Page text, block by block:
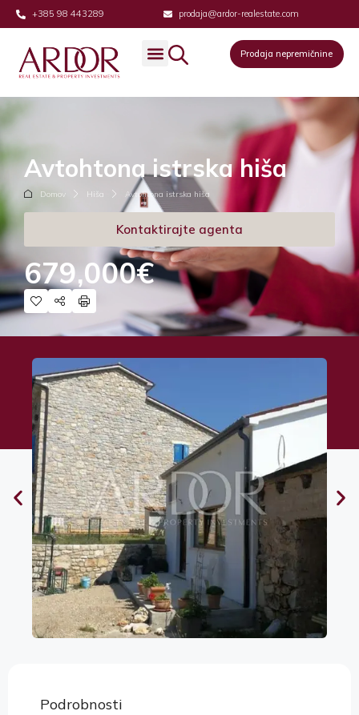
+385 98 443289 prodaja@ardor-realestate.com
Prodaja nepremičnine
Avtohtona istrska hiša
Domov Hiša Avtohtona istrska hiša
Kontaktirajte agenta
679,000€
Podrobnosti